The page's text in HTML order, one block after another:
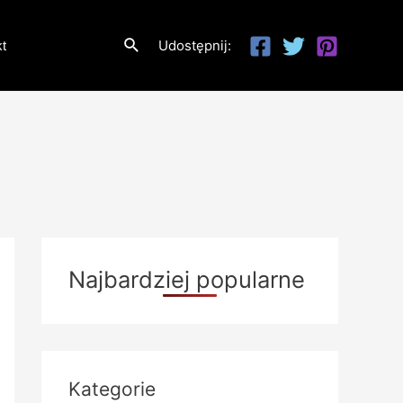
SzukajUdostępnij:
Najbardziej popularne
Kategorie